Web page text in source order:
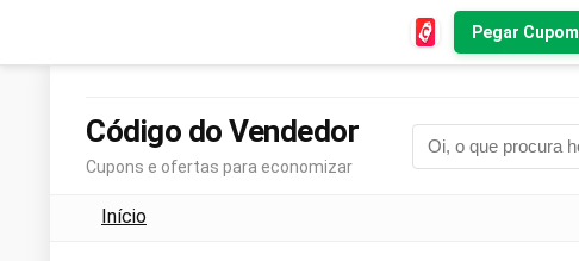
Pegar Cupom
Código do Vendedor
Cupons e ofertas para economizar
Início